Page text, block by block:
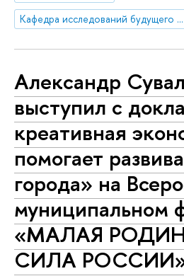
Кафедра исследований будущего ЮНЕСКО
Александр
выступил с
креативная
помогает
города» на
муниципальном
«МАЛАЯ
СИЛА